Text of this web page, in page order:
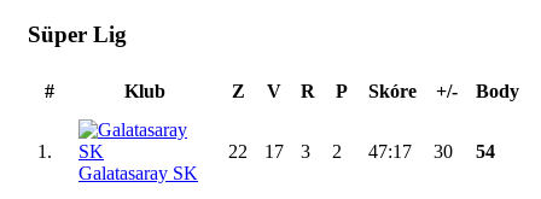
Süper Lig
# Klub Z V R P Skóre +/- Body
1.
Galatasaray SK
22 17 3 2 47:17 30 54